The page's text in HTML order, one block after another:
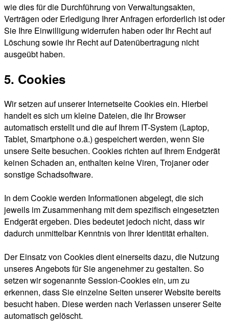
wie dies für die Durchführung von Verwaltungsakten,
Verträgen oder Erledigung Ihrer Anfragen erforderlich ist oder
Sie Ihre Einwilligung widerrufen haben oder Ihr Recht auf
Löschung sowie ihr Recht auf Datenübertragung nicht
ausgeübt haben.
5. Cookies
Wir setzen auf unserer Internetseite Cookies ein. Hierbei
handelt es sich um kleine Dateien, die Ihr Browser
automatisch erstellt und die auf Ihrem IT-System (Laptop,
Tablet, Smartphone o.ä.) gespeichert werden, wenn Sie
unsere Seite besuchen. Cookies richten auf Ihrem Endgerät
keinen Schaden an, enthalten keine Viren, Trojaner oder
sonstige Schadsoftware.
In dem Cookie werden Informationen abgelegt, die sich
jeweils im Zusammenhang mit dem spezifisch eingesetzten
Endgerät ergeben. Dies bedeutet jedoch nicht, dass wir
dadurch unmittelbar Kenntnis von Ihrer Identität erhalten.
Der Einsatz von Cookies dient einerseits dazu, die Nutzung
unseres Angebots für Sie angenehmer zu gestalten. So
setzen wir sogenannte Session-Cookies ein, um zu
erkennen, dass Sie einzelne Seiten unserer Website bereits
besucht haben. Diese werden nach Verlassen unserer Seite
automatisch gelöscht.